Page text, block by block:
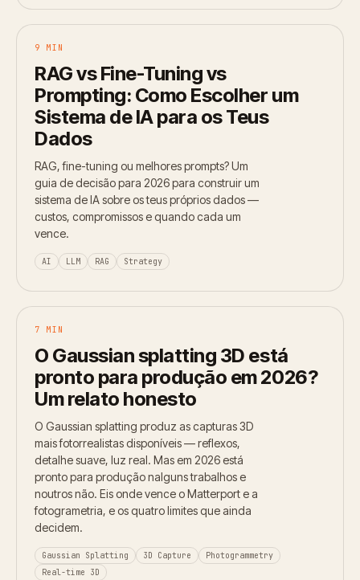
9 MIN
RAG vs Fine-Tuning vs
Prompting: Como Escolher um
Sistema de IA para os Teus
Dados
RAG, fine-tuning ou melhores prompts? Um
guia de decisão para 2026 para construir um
sistema de IA sobre os teus próprios dados —
custos, compromissos e quando cada um
vence.
AI LLM RAG Strategy
7 MIN
O Gaussian splatting 3D está
pronto para produção em 2026?
Um relato honesto
O Gaussian splatting produz as capturas 3D
mais fotorrealistas disponíveis — reflexos,
detalhe suave, luz real. Mas em 2026 está
pronto para produção nalguns trabalhos e
noutros não. Eis onde vence o Matterport e a
fotogrametria, e os quatro limites que ainda
decidem.
Gaussian Splatting 3D Capture
Photogrammetry
Real-time 3D